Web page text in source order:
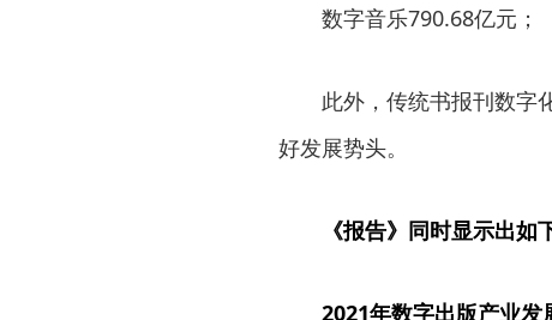
数字音乐790.68亿元；
此外，传统书报刊数字化
好发展势头。
《报告》同时显示出如
2021年数字出版产业